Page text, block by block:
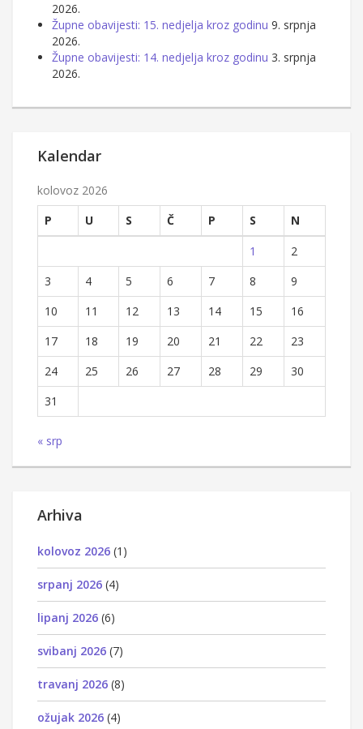
2026.
Župne obavijesti: 15. nedjelja kroz godinu 9. srpnja
2026.
Župne obavijesti: 14. nedjelja kroz godinu 3. srpnja
2026.
Kalendar
kolovoz 2026
P
U S Č P S
N
1
2
3
4 5 6 7 8
9
10
11 12 13 14 15
16
17
18 19 20 21 22
23
24
25 26 27 28 29
30
31
« srp
Arhiva
kolovoz 2026 (1)
srpanj 2026 (4)
lipanj 2026 (6)
svibanj 2026 (7)
travanj 2026 (8)
ožujak 2026 (4)